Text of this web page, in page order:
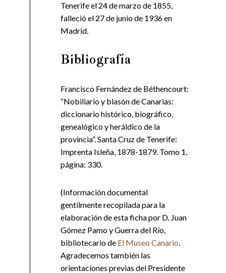
Tenerife el 24 de marzo de 1855,
falleció el 27 de junio de 1936 en
Madrid.
Bibliografía
Francisco Fernández de Béthencourt:
“Nobiliario y blasón de Canarias:
diccionario histórico, biográfico,
genealógico y heráldico de la
provincia”. Santa Cruz de Tenerife:
Imprenta Isleña, 1878-1879. Tomo 1,
página: 330.
(Información documental
gentilmente recopilada para la
elaboración de esta ficha por D. Juan
Gómez Pamo y Guerra del Río,
bibliotecario de El Museo Canario.
Agradecemos también las
orientaciones previas del Presidente